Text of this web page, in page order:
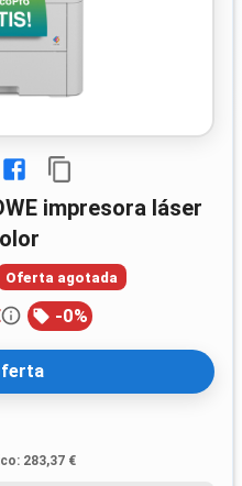
Oferta agotada
-0%
: 283,37 €